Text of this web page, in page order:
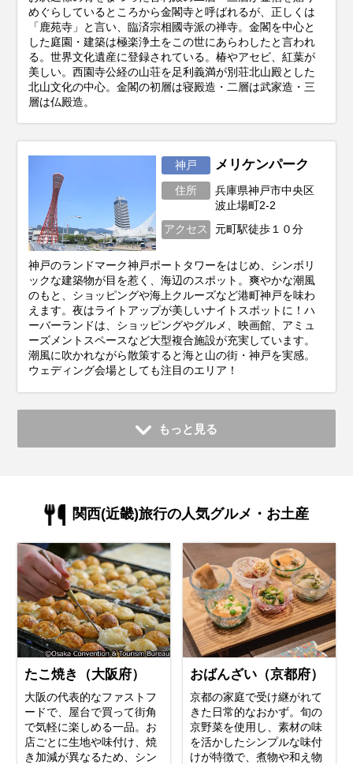
めぐらしているところから金閣寺と呼ばれるが、正しくは
「鹿苑寺」と言い、臨済宗相國寺派の禅寺。金閣を中心と
した庭園・建築は極楽浄土をこの世にあらわしたと言われ
る。世界文化遺産に登録されている。椿やアセビ、紅葉が
美しい。西園寺公経の山荘を足利義満が別荘北山殿とした
北山文化の中心。金閣の初層は寝殿造・二層は武家造・三
層は仏殿造。
神戸 メリケンパーク
住所
兵庫県神戸市中央区
波止場町2-2
アクセス
元町駅徒歩１０分
神戸のランドマーク神戸ポートタワーをはじめ、シンボリ
ックな建築物が目を惹く、海辺のスポット。爽やかな潮風
のもと、ショッピングや海上クルーズなど港町神戸を味わ
えます。夜はライトアップが美しいナイトスポットに！ハ
ーバーランドは、ショッピングやグルメ、映画館、アミュ
ーズメントスペースなど大型複合施設が充実しています。
潮風に吹かれながら散策すると海と山の街・神戸を実感。
ウェディング会場としても注目のエリア！
もっと見る
関西(近畿)旅行の人気グルメ・お土産
たこ焼き（大阪府）
大阪の代表的なファストフ
ードで、屋台で買って街角
で気軽に楽しめる一品。お
店ごとに生地や味付け、焼
き加減が異なるため、シン
おばんざい（京都府）
京都の家庭で受け継がれて
きた日常的なおかず。旬の
京野菜を使用し、素材の味
を活かしたシンプルな味付
けが特徴で、煮物や和え物